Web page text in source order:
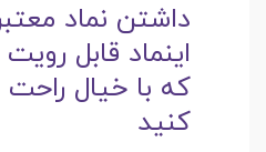
داشتن نماد
اینماد قابل
که با خیال راحت
کنید